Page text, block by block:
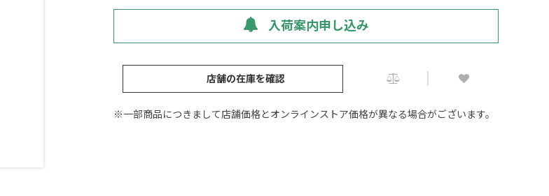
入荷案内申し込み
店舗の在庫を確認
※一部商品につきまして店舗価格とオンラインストア価格が異なる場合がございます。